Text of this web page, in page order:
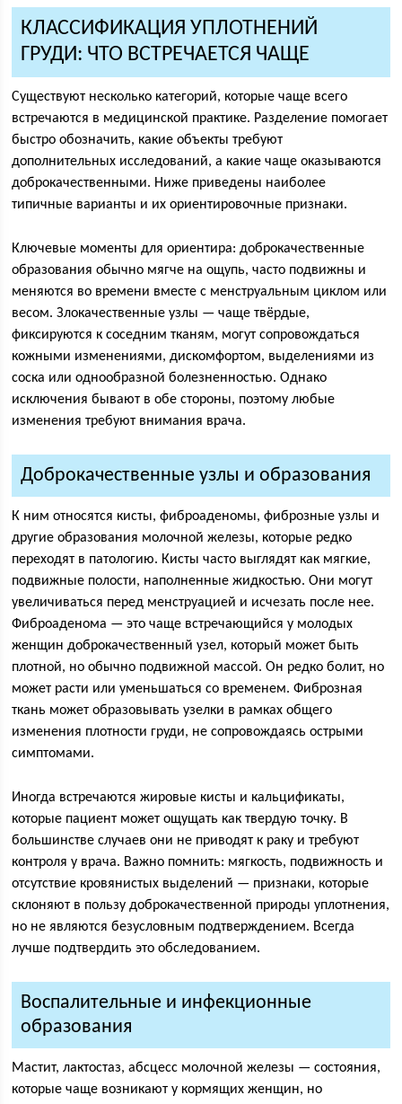
КЛАССИФИКАЦИЯ УПЛОТНЕНИЙ
ГРУДИ: ЧТО ВСТРЕЧАЕТСЯ ЧАЩЕ
Существуют несколько категорий, которые чаще всего
встречаются в медицинской практике. Разделение помогает
быстро обозначить, какие объекты требуют
дополнительных исследований, а какие чаще оказываются
доброкачественными. Ниже приведены наиболее
типичные варианты и их ориентировочные признаки.
Ключевые моменты для ориентира: доброкачественные
образования обычно мягче на ощупь, часто подвижны и
меняются во времени вместе с менструальным циклом или
весом. Злокачественные узлы — чаще твёрдые,
фиксируются к соседним тканям, могут сопровождаться
кожными изменениями, дискомфортом, выделениями из
соска или однообразной болезненностью. Однако
исключения бывают в обе стороны, поэтому любые
изменения требуют внимания врача.
Доброкачественные узлы и образования
К ним относятся кисты, фиброаденомы, фиброзные узлы и
другие образования молочной железы, которые редко
переходят в патологию. Кисты часто выглядят как мягкие,
подвижные полости, наполненные жидкостью. Они могут
увеличиваться перед менструацией и исчезать после нее.
Фиброаденома — это чаще встречающийся у молодых
женщин доброкачественный узел, который может быть
плотной, но обычно подвижной массой. Он редко болит, но
может расти или уменьшаться со временем. Фиброзная
ткань может образовывать узелки в рамках общего
изменения плотности груди, не сопровождаясь острыми
симптомами.
Иногда встречаются жировые кисты и кальцификаты,
которые пациент может ощущать как твердую точку. В
большинстве случаев они не приводят к раку и требуют
контроля у врача. Важно помнить: мягкость, подвижность и
отсутствие кровянистых выделений — признаки, которые
склоняют в пользу доброкачественной природы уплотнения,
но не являются безусловным подтверждением. Всегда
лучше подтвердить это обследованием.
Воспалительные и инфекционные
образования
Мастит, лактостаз, абсцесс молочной железы — состояния,
которые чаще возникают у кормящих женщин, но